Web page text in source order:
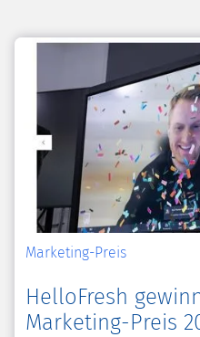
Marketing-Preis
HelloFresh
Marketing-Preis